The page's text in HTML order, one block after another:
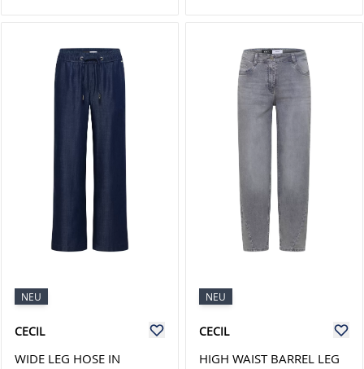
NEU
CECIL
WIDE LEG HOSE IN
NEU
CECIL
HIGH WAIST BARREL LEG